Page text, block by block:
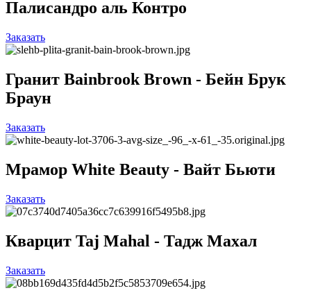
Палисандро аль Контро
Заказать
Гранит Bainbrook Brown - Бейн Брук
Браун
Заказать
Мрамор White Beauty - Вайт Бьюти
Заказать
Кварцит Taj Mahal - Тадж Махал
Заказать